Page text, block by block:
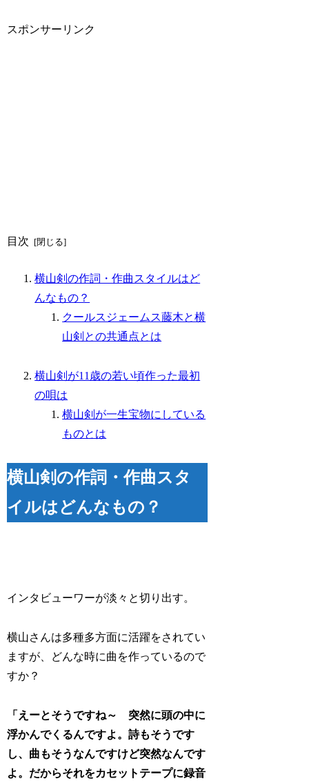
スポンサーリンク
目次
横山剣の作詞・作曲スタイルはど
んなもの？
クールスジェームス藤木と横
山剣との共通点とは
横山剣が11歳の若い頃作った最初
の唄は
横山剣が一生宝物にしている
ものとは
横山剣の作詞・作曲スタ
イルはどんなもの？
インタビューワーが淡々と切り出す。
横山さんは多種多方面に活躍をされてい
ますが、どんな時に曲を作っているので
すか？
「えーとそうですね～ 突然に頭の中に
浮かんでくるんですよ。詩もそうです
し、曲もそうなんですけど突然なんです
よ。だからそれをカセットテープに録音